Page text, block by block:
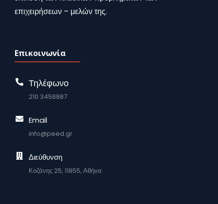
επιχειρήσεων – μελών της.
Επικοινωνία
Τηλέφωνο
210 3458887
Email
info@peed.gr
Διεύθυνση
Κοζάνης 25, 11855, Αθήνα